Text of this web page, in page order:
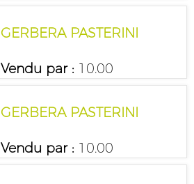
GERBERA PASTERINI
Vendu par :10.00
GERBERA PASTERINI
Vendu par :10.00